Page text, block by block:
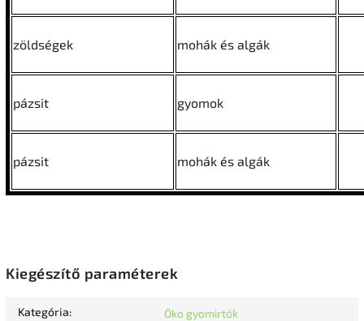
zöldségek mohák és algák
pázsit gyomok
pázsit mohák és algák
Kiegészítő paraméterek
Kategória: Öko gyomirtók